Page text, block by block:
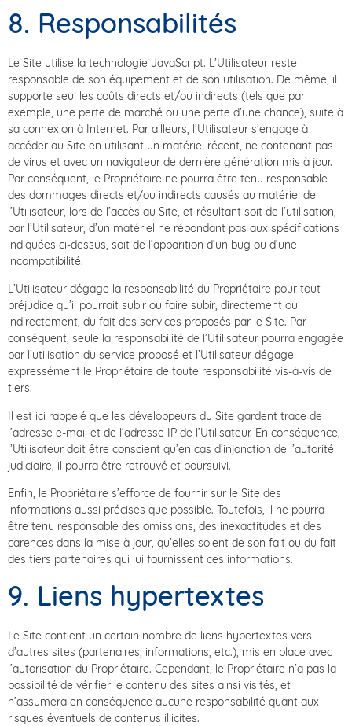
8. Responsabilités
Le Site utilise la technologie JavaScript. L’Utilisateur reste
responsable de son équipement et de son utilisation. De même, il
supporte seul les coûts directs et/ou indirects (tels que par
exemple, une perte de marché ou une perte d’une chance), suite à
sa connexion à Internet. Par ailleurs, l’Utilisateur s’engage à
accéder au Site en utilisant un matériel récent, ne contenant pas
de virus et avec un navigateur de dernière génération mis à jour.
Par conséquent, le Propriétaire ne pourra être tenu responsable
des dommages directs et/ou indirects causés au matériel de
l’Utilisateur, lors de l’accès au Site, et résultant soit de l’utilisation,
par l’Utilisateur, d’un matériel ne répondant pas aux spécifications
indiquées ci-dessus, soit de l’apparition d’un bug ou d’une
incompatibilité.
L’Utilisateur dégage la responsabilité du Propriétaire pour tout
préjudice qu’il pourrait subir ou faire subir, directement ou
indirectement, du fait des services proposés par le Site. Par
conséquent, seule la responsabilité de l’Utilisateur pourra engagée
par l’utilisation du service proposé et l’Utilisateur dégage
expressément le Propriétaire de toute responsabilité vis-à-vis de
tiers.
Il est ici rappelé que les développeurs du Site gardent trace de
l’adresse e-mail et de l’adresse IP de l’Utilisateur. En conséquence,
l’Utilisateur doit être conscient qu’en cas d’injonction de l’autorité
judiciaire, il pourra être retrouvé et poursuivi.
Enfin, le Propriétaire s’efforce de fournir sur le Site des
informations aussi précises que possible. Toutefois, il ne pourra
être tenu responsable des omissions, des inexactitudes et des
carences dans la mise à jour, qu’elles soient de son fait ou du fait
des tiers partenaires qui lui fournissent ces informations.
9. Liens hypertextes
Le Site contient un certain nombre de liens hypertextes vers
d’autres sites (partenaires, informations, etc.), mis en place avec
l’autorisation du Propriétaire. Cependant, le Propriétaire n’a pas la
possibilité de vérifier le contenu des sites ainsi visités, et
n’assumera en conséquence aucune responsabilité quant aux
risques éventuels de contenus illicites.